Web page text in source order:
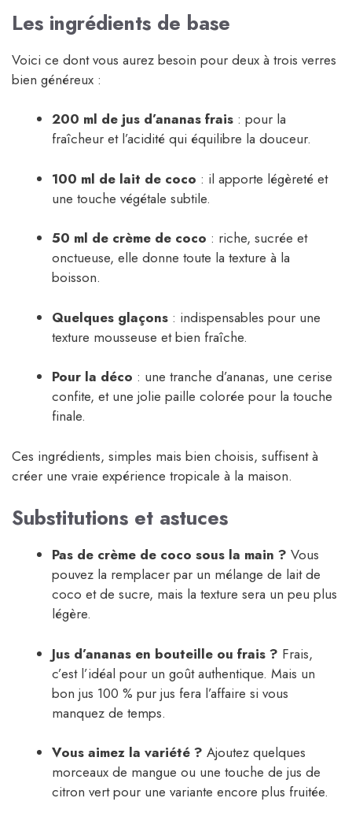
Les ingrédients de base
Voici ce dont vous aurez besoin pour deux à trois verres
bien généreux :
200 ml de jus d’ananas frais : pour la
fraîcheur et l’acidité qui équilibre la douceur.
100 ml de lait de coco : il apporte légèreté et
une touche végétale subtile.
50 ml de crème de coco : riche, sucrée et
onctueuse, elle donne toute la texture à la
boisson.
Quelques glaçons : indispensables pour une
texture mousseuse et bien fraîche.
Pour la déco : une tranche d’ananas, une cerise
confite, et une jolie paille colorée pour la touche
finale.
Ces ingrédients, simples mais bien choisis, suffisent à
créer une vraie expérience tropicale à la maison.
Substitutions et astuces
Pas de crème de coco sous la main ? Vous
pouvez la remplacer par un mélange de lait de
coco et de sucre, mais la texture sera un peu plus
légère.
Jus d’ananas en bouteille ou frais ? Frais,
c’est l’idéal pour un goût authentique. Mais un
bon jus 100 % pur jus fera l’affaire si vous
manquez de temps.
Vous aimez la variété ? Ajoutez quelques
morceaux de mangue ou une touche de jus de
citron vert pour une variante encore plus fruitée.